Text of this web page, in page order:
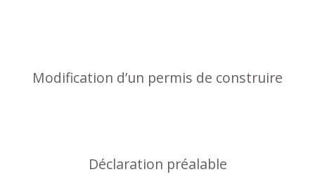
Modification d’un permis de construire
Déclaration préalable